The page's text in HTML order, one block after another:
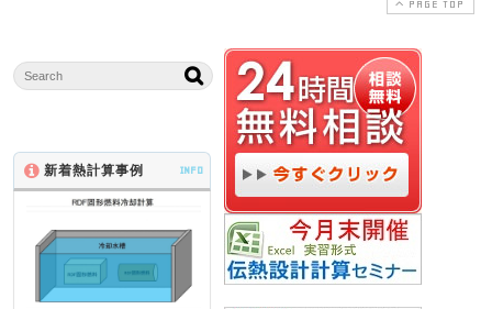
PAGE TOP
新着熱計算事例 INFO